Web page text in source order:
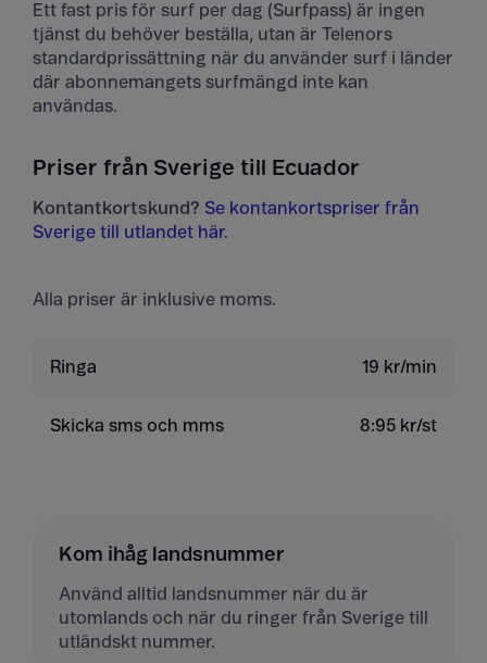
Ett fast pris för surf per dag (Surfpass) är ingen
tjänst du behöver beställa, utan är Telenors
standardprissättning när du använder surf i länder
där abonnemangets surfmängd inte kan
användas.
Priser från Sverige till Ecuador
Kontantkortskund? Se kontankortspriser från
Sverige till utlandet här.
Alla priser är inklusive moms.
Ringa 19 kr/min
Skicka sms och mms 8:95 kr/st
Kom ihåg landsnummer
Använd alltid landsnummer när du är
utomlands och när du ringer från Sverige till
utländskt nummer.